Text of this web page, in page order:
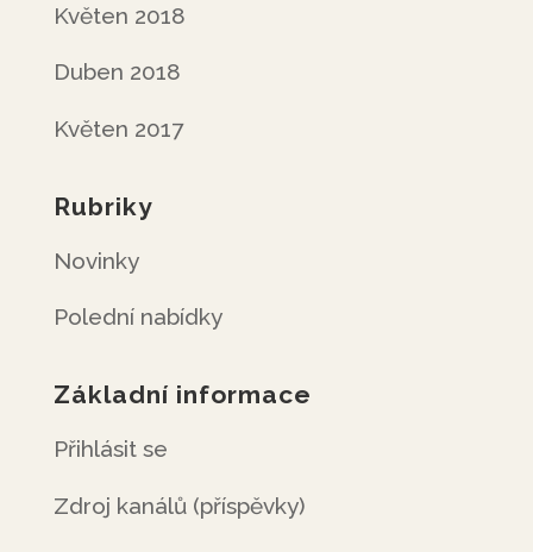
Květen 2018
Duben 2018
Květen 2017
Rubriky
Novinky
Polední nabídky
Základní informace
Přihlásit se
Zdroj kanálů (příspěvky)